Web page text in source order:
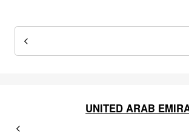
UNITED ARAB